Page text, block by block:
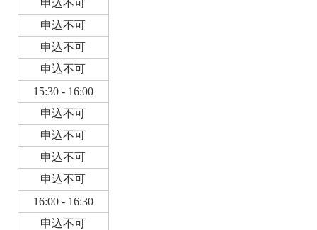
申込不可
申込不可
申込不可
申込不可
15:30 - 16:00
申込不可
申込不可
申込不可
申込不可
16:00 - 16:30
申込不可